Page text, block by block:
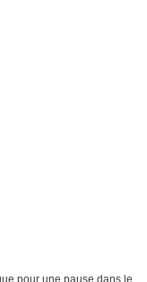
pour une pause dans le